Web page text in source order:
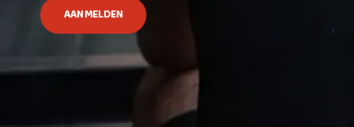
AANMELDEN